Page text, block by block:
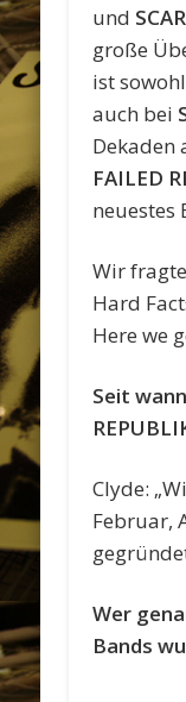
und
große
ist
auch bei
Dekaden
FAILED
neuestes
Wir
Hard
Here we
Seit
Clyde:
Februar,
Wer
Bands